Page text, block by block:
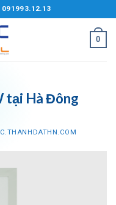
091993.12.13
0
tại Hà Đông